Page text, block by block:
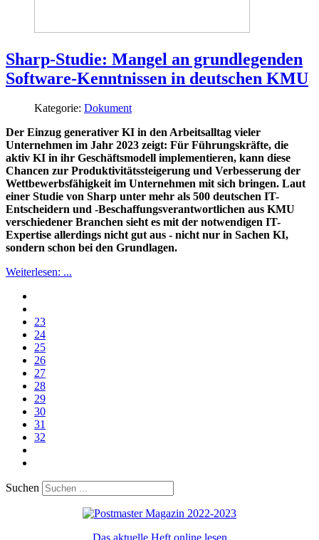
Sharp-Studie: Mangel an grundlegenden
Software-Kenntnissen in deutschen KMU
Kategorie: Dokument
Der Einzug generativer KI in den Arbeitsalltag vieler
Unternehmen im Jahr 2023 zeigt: Für Führungskräfte, die
aktiv KI in ihr Geschäftsmodell implementieren, kann diese
Chancen zur Produktivitätssteigerung und Verbesserung der
Wettbewerbsfähigkeit im Unternehmen mit sich bringen. Laut
einer Studie von Sharp unter mehr als 500 deutschen IT-
Entscheidern und -Beschaffungsverantwortlichen aus KMU
verschiedener Branchen sieht es mit der notwendigen IT-
Expertise allerdings nicht gut aus - nicht nur in Sachen KI,
sondern schon bei den Grundlagen.
Weiterlesen: ...
23
24
25
26
27
28
29
30
31
32
Suchen